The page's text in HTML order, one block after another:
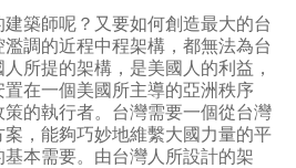
築師呢？又要如何創造最大的台
調的近程中程架構，都無法為台
所提的架構，是美國人的利益，
在一個美國所主導的亞洲秩序
的執行者。台灣需要一個從台灣
，能夠巧妙地維繫大國力量的平
本需要。由台灣人所設計的架